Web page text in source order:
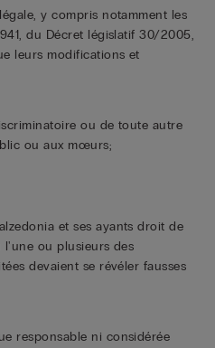
y compris notamment les
du Décret législatif 30/2005,
leurs modifications et
ou de toute autre
ou aux mœurs;
et ses ayants droit de
ou plusieurs des
devaient se révéler fausses
responsable ni considérée